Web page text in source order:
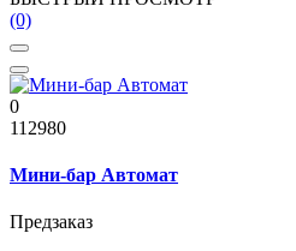
(0)
0
112980
Мини-бар Автомат
Предзаказ